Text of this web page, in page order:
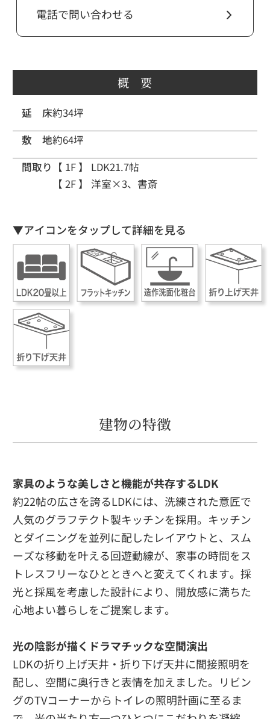
電話で問い合わせる
概 要
延 床約34坪
敷 地約64坪
間取り 【 1F 】
LDK21.7帖
【 2F 】
洋室×3、書斎
▼アイコンをタップして詳細を見る
建物の特徴
家具のような美しさと機能が共存するLDK
約22帖の広さを誇るLDKには、洗練された意匠で
人気のグラフテクト製キッチンを採用。キッチン
とダイニングを並列に配したレイアウトと、スム
ーズな移動を叶える回遊動線が、家事の時間をス
トレスフリーなひとときへと変えてくれます。採
光と採風を考慮した設計により、開放感に満ちた
心地よい暮らしをご提案します。
光の陰影が描くドラマチックな空間演出
LDKの折り上げ天井・折り下げ天井に間接照明を
配し、空間に奥行きと表情を加えました。リビン
グのTVコーナーからトイレの照明計画に至るま